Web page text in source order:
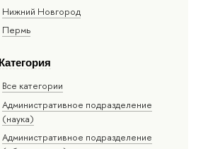
Нижний Новгород
Пермь
Категория
Все категории
Административное подразделение
(наука)
Административное подразделение